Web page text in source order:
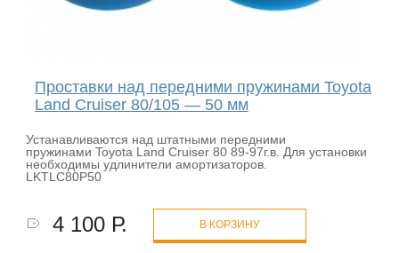
Проставки над передними пружинами Toyota
Land Cruiser 80/105 — 50 мм
Устанавливаются над штатными передними
пружинами Toyota Land Cruiser 80 89-97г.в. Для установки
необходимы удлинители амортизаторов.
LKTLC80P50
4 100 Р. В КОРЗИНУ